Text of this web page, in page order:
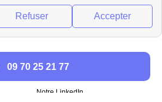
eau
💧 Comparer les fournisseurs
d’eau
Notre LinkedIn
09 70 25 21 77